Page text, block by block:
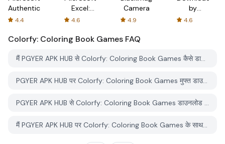
Authenticator
4.4
Excel:
Spreadsheets
4.6
Camera
4.9
by
AFTVnews
4.6
Colorfy: Coloring Book Games FAQ
मैं PGYER APK HUB से Colorfy: Coloring Book Games कैसे डाउनलोड करूं?
PGYER APK HUB पर Colorfy: Coloring Book Games मुफ्त डाउनलोड करने के लिए है?
PGYER APK HUB से Colorfy: Coloring Book Games डाउनलोड करने के लिए मुझे एक खाता चाहिए?
मैं PGYER APK HUB पर Colorfy: Coloring Book Games के साथ समस्या कैसे रिपोर्ट कर सकता हूँ?